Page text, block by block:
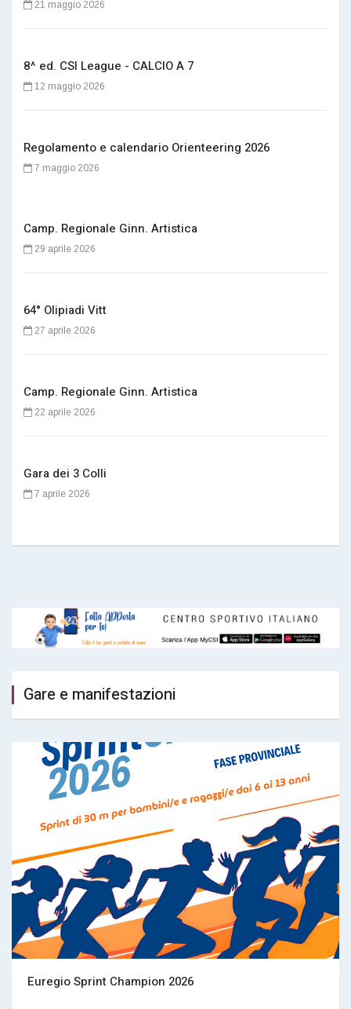
21 maggio 2026
8^ ed. CSI League - CALCIO A 7
12 maggio 2026
Regolamento e calendario Orienteering 2026
7 maggio 2026
Camp. Regionale Ginn. Artistica
29 aprile 2026
64° Olipiadi Vitt
27 aprile 2026
Camp. Regionale Ginn. Artistica
22 aprile 2026
Gara dei 3 Colli
7 aprile 2026
Gare e manifestazioni
Euregio Sprint Champion 2026